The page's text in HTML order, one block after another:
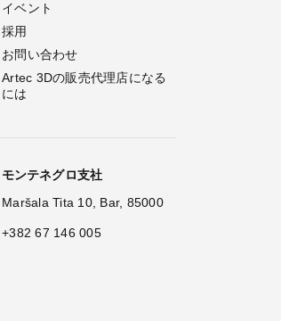
イベント
採用
お問い合わせ
Artec 3Dの販売代理店になる
には
モンテネグロ支社
Maršala Tita 10, Bar, 85000
+382 67 146 005